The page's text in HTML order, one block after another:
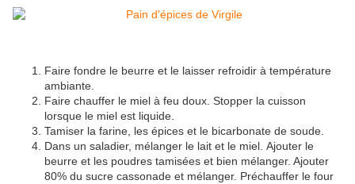
Faire fondre le beurre et le laisser refroidir à température
ambiante.
Faire chauffer le miel à feu doux. Stopper la cuisson
lorsque le miel est liquide.
Tamiser la farine, les épices et le bicarbonate de soude.
Dans un saladier, mélanger le lait et le miel. Ajouter le
beurre et les poudres tamisées et bien mélanger. Ajouter
80% du sucre cassonade et mélanger. Préchauffer le four